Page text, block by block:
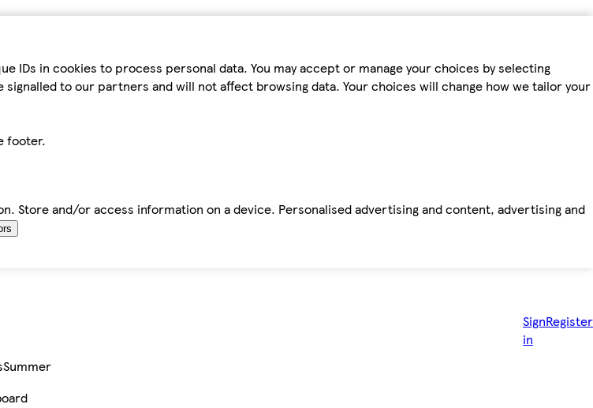
IDs in cookies to process personal data. You may accept or manage your choices by selecting
signalled to our partners and will not affect browsing data. Your choices will change how we tailor your
footer.
Store and/or access information on a device. Personalised advertising and content, advertising and
Sign
in
Register
Summer